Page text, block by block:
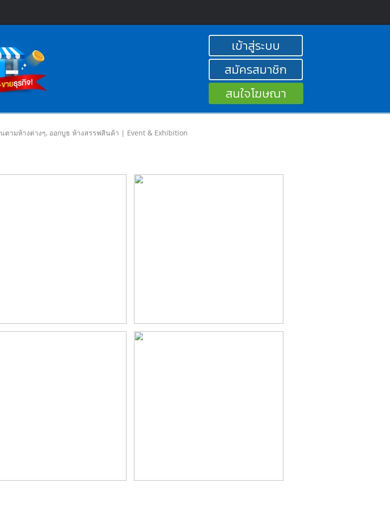
เข้าสู่ระบบ
สมัครสมาชิก
สนใจโฆษณา
ตามห้างต่างๆ, ออกบูธ ห้างสรรพสินค้า | Event & Exhibition